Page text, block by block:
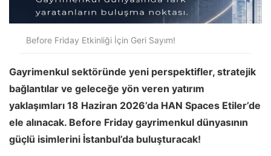
Before Friday Etkinliği İçin Geri Sayım!
Gayrimenkul sektöründe yeni perspektifler, stratejik
bağlantılar ve geleceğe yön veren yatırım
yaklaşımları 18 Haziran 2026’da HAN Spaces Etiler’de
ele alınacak. Before Friday gayrimenkul dünyasının
güçlü isimlerini İstanbul’da buluşturacak!